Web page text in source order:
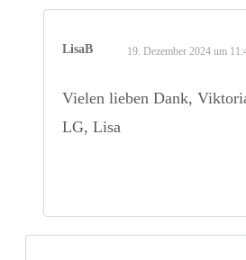
LisaB 19. Dezember 2024 um
Vielen lieben Dank,
LG, Lisa